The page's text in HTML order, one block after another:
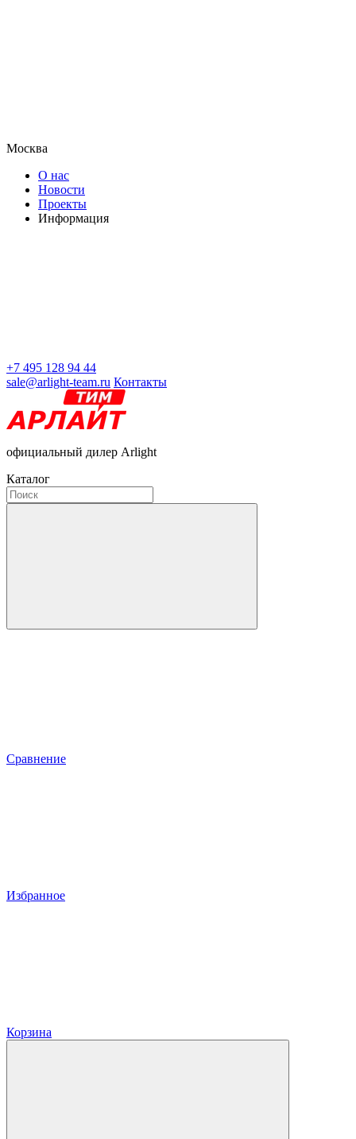
Москва
О нас
Новости
Проекты
Информация
+7 495 128 94 44
sale@arlight-team.ru Контакты
официальный дилер Arlight
Каталог
Сравнение
Избранное
Корзина